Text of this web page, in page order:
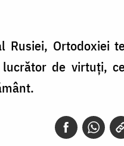
Rusiei, Ortodoxiei
lucrător de virtuți,